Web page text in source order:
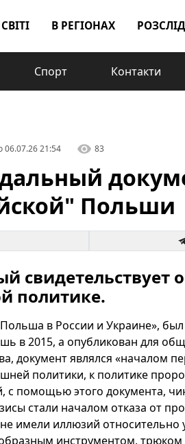
В РЕГІОНАХ
Спорт Контакти
06.07.26 21:54 83
Польши
свидетельствует
политике.
в России и Украине»,
в 2015, а опубликован для
документ являлся «началом
политики, к политике
с помощью этого документа,
стали началом отказа от
имели иллюзий относительно
инструментом, трюком